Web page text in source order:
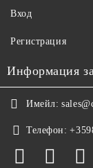
Вход
Регистрация
Информация
Имейл:
Телефон: